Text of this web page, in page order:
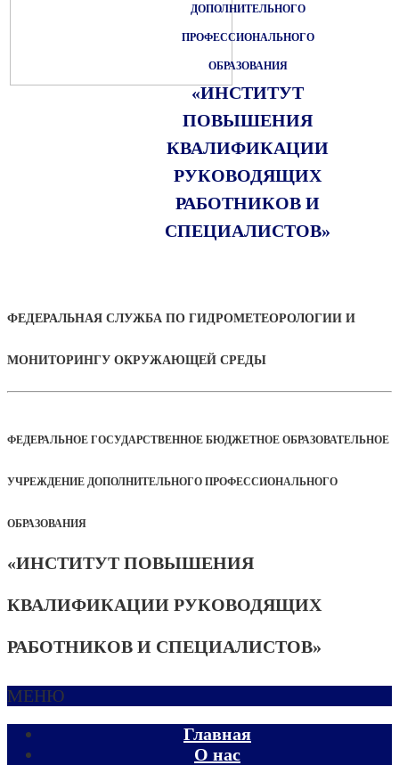
ДОПОЛНИТЕЛЬНОГО
ПРОФЕССИОНАЛЬНОГО
ОБРАЗОВАНИЯ
«ИНСТИТУТ
ПОВЫШЕНИЯ
КВАЛИФИКАЦИИ
РУКОВОДЯЩИХ
РАБОТНИКОВ И
СПЕЦИАЛИСТОВ»
ФЕДЕРАЛЬНАЯ СЛУЖБА ПО ГИДРОМЕТЕОРОЛОГИИ И
МОНИТОРИНГУ ОКРУЖАЮЩЕЙ СРЕДЫ
ФЕДЕРАЛЬНОЕ ГОСУДАРСТВЕННОЕ БЮДЖЕТНОЕ ОБРАЗОВАТЕЛЬНОЕ
УЧРЕЖДЕНИЕ ДОПОЛНИТЕЛЬНОГО ПРОФЕССИОНАЛЬНОГО
ОБРАЗОВАНИЯ
«ИНСТИТУТ ПОВЫШЕНИЯ
КВАЛИФИКАЦИИ РУКОВОДЯЩИХ
РАБОТНИКОВ И СПЕЦИАЛИСТОВ»
МЕНЮ
Главная
О нас